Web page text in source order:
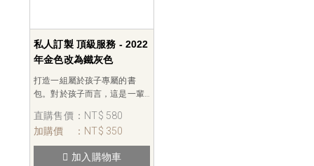
私人訂製 頂級服務 - 2022
年金色改為鐵灰色
打造一組屬於孩子專屬的書
包。對於孩子而言，這是一輩
生日贈禮、更換、開學前贈
送。 材質: 貴金屬。 顏色:
2022年金色改為鐵灰色/玫瑰
金 二色可選
直購售價 ：NT$ 580
加購價
：NT$ 350
加入購物車